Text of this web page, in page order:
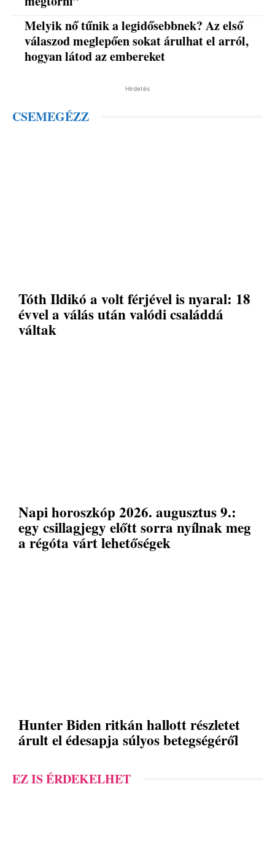
Melyik nő tűnik a legidősebbnek? Az első
válaszod meglepően sokat árulhat el arról,
hogyan látod az embereket
Hirdetés
CSEMEGÉZZ
Tóth Ildikó a volt férjével is nyaral: 18
évvel a válás után valódi családdá
váltak
Napi horoszkóp 2026. augusztus 9.:
egy csillagjegy előtt sorra nyílnak meg
a régóta várt lehetőségek
Hunter Biden ritkán hallott részletet
árult el édesapja súlyos betegségéről
EZ IS ÉRDEKELHET